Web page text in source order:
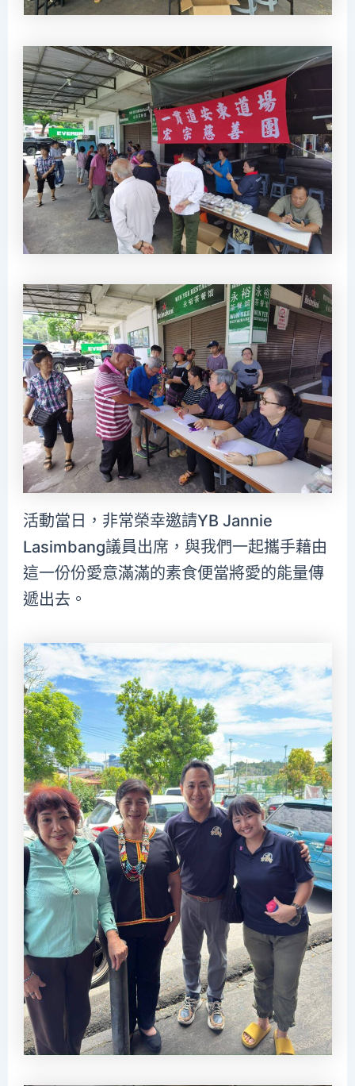
活動當日，非常榮幸邀請YB Jannie
Lasimbang議員出席，與我們一起攜手藉由
這一份份愛意滿滿的素食便當將愛的能量傳
遞出去。